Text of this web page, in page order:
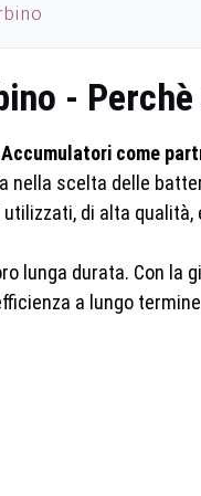
-
come
scelta delle
di alta
lunga durata. Con
a lungo